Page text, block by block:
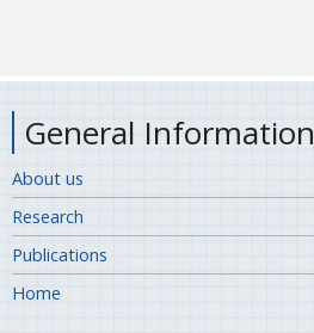
General Information
About us
Research
Publications
Home